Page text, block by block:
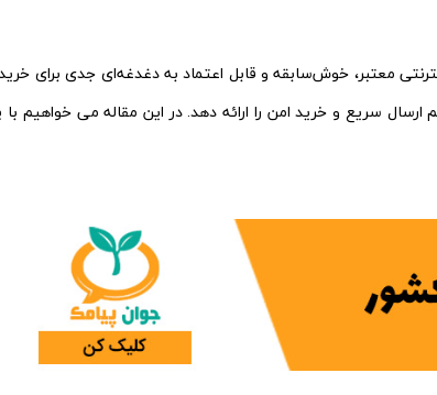
معتبر، خوش‌سابقه و قابل اعتماد به دغدغه‌ای جدی برای
سریع و خرید امن را ارائه دهد. در این مقاله می خواهیم با